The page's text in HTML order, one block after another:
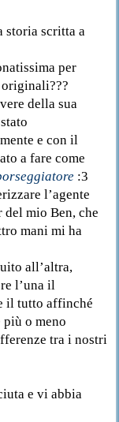
storia scritta a
per
della sua
e con il
a fare come
:3
l’agente
mio Ben, che
mani mi ha
all’altra,
l’una il
il tutto affinché
più o meno
tra i nostri
e vi abbia